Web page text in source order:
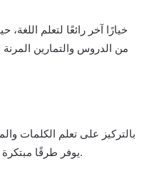
من الدروس والتمارين
يوفر طرقًا مبتكرة لتذكر الكلمات والعبارات بشكل فعال.